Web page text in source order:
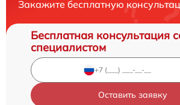
Закажите бесплатную
Бесплатная консультация
специалистом
Оставить заявку